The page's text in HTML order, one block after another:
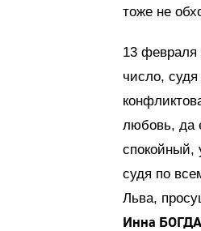
тоже не
13 февраля
число,
любовь, да
спокойный,
судя по
Льва,
Инна